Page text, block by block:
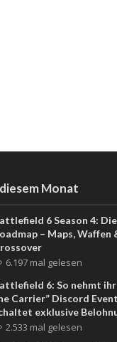
Monat
6 Season 4:
– Maps, Waffen
6.197 mal gelesen
6: So nehmt ihr
Carrier” Discord
exklusive
2.533 mal gelesen